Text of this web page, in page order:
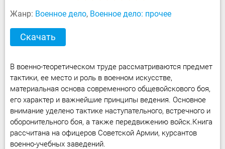
Жанр: Военное дело, Военное дело: прочее
Скачать
В военно-теоретическом труде рассматриваются предмет
тактики, ее место и роль в военном искусстве,
материальная основа современного общевойскового боя,
его характер и важнейшие принципы ведения. Основное
внимание уделено тактике наступательного, встречного и
оборонительного боя, а также передвижению войск.Книга
рассчитана на офицеров Советской Армии, курсантов
военно-учебных заведений.